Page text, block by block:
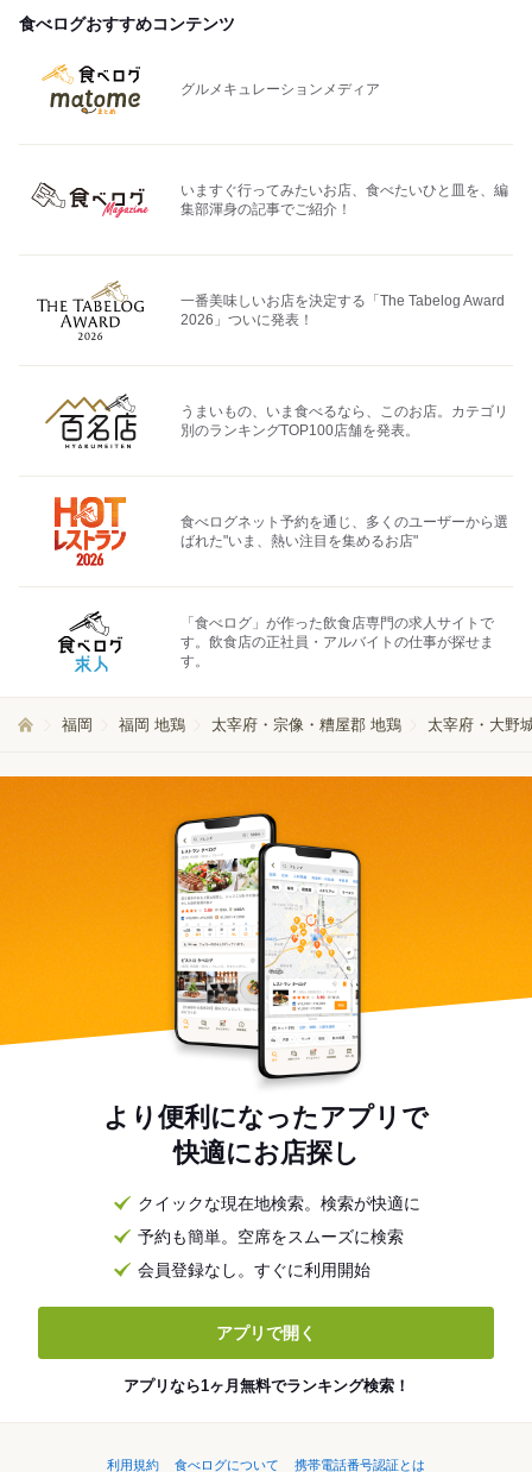
食べログおすすめコンテンツ
グルメキュレーションメディア
いますぐ行ってみたいお店、食べたいひと皿を、編
集部渾身の記事でご紹介！
一番美味しいお店を決定する「The Tabelog Award
2026」ついに発表！
うまいもの、いま食べるなら、このお店。カテゴリ
別のランキングTOP100店舗を発表。
食べログネット予約を通じ、多くのユーザーから選
ばれた"いま、熱い注目を集めるお店"
「食べログ」が作った飲食店専門の求人サイトで
す。飲食店の正社員・アルバイトの仕事が探せま
す。
福岡 福岡 地鶏 太宰府・宗像・糟屋郡 地鶏 太宰府・大野
より便利になったアプリで
快適にお店探し
クイックな現在地検索。検索が快適に
予約も簡単。空席をスムーズに検索
会員登録なし。すぐに利用開始
アプリで開く
アプリなら1ヶ月無料でランキング検索！
利用規約 食べログについて 携帯電話番号認証とは